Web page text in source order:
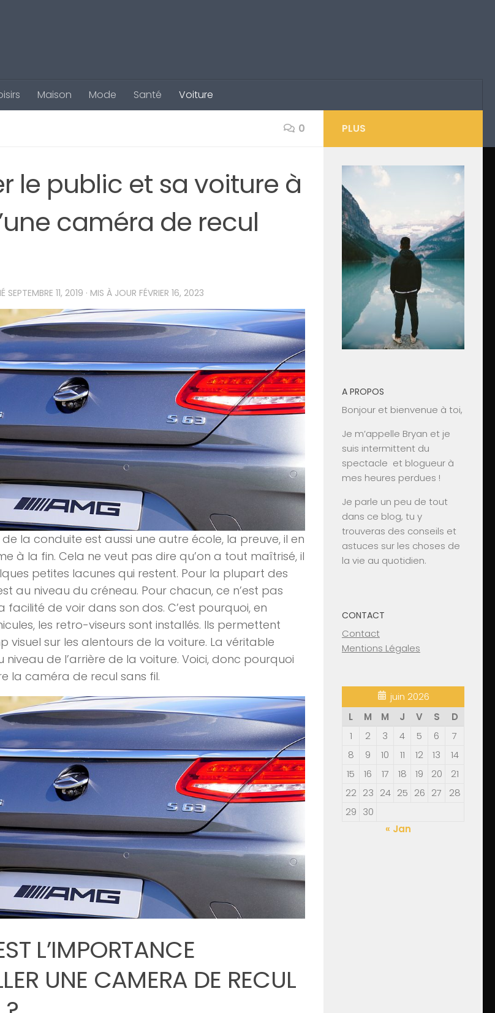
Maison Mode Santé Voiture
0
le public et sa voiture à
caméra de recul
SEPTEMBRE 11, 2019 · MIS À JOUR FÉVRIER 16, 2023
la conduite est aussi une autre école, la preuve, il en
à la fin. Cela ne veut pas dire qu’on a tout maîtrisé, il
petites lacunes qui restent. Pour la plupart des
au niveau du créneau. Pour chacun, ce n’est pas
facilité de voir dans son dos. C’est pourquoi, en
les retro-viseurs sont installés. Ils permettent
visuel sur les alentours de la voiture. La véritable
niveau de l’arrière de la voiture. Voici, donc pourquoi
la caméra de recul sans fil.
L’IMPORTANCE
UNE CAMERA DE RECUL
PLUS
A PROPOS
Bonjour et bienvenue à toi,
Je m’appelle Bryan et je
suis intermittent du
spectacle et blogueur à
mes heures perdues !
Je parle un peu de tout
dans ce blog, tu y
trouveras des conseils et
astuces sur les choses de
la vie au quotidien.
CONTACT
Contact
Mentions Légales
juin 2026
L
M M J V S
D
1
2 3 4 5 6
7
8
9 10 11 12 13
14
15
16 17 18 19 20
21
22 23 24 25 26 27
28
29 30
« Jan